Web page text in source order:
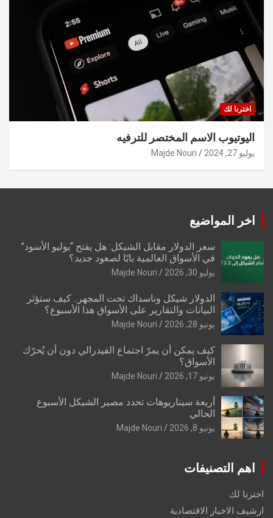
اخترنا لك
اليوتيوب الاسم المختصر للترفيه
يوليو 27, 2024 Majde Nouri
اخر المواضيع
سعر الدولار مقابل الشيكل: هل يفتح “يوليو الأسود”
في الأسواق العالمية بابًا لصعود جديد؟
يوليو 30, 2026 Majde Nouri
الدولار شيكل وناسداك تحت المجهر.. كيف ستؤثر
البيانات والتقارير على الأسواق هذا الأسبوع؟
يونيو 28, 2026 Majde Nouri
كيف يمكن أن يمرّ اجتماع الفيدرالي دون أن يُحرّك
الأسواق؟
يونيو 17, 2026 Majde Nouri
أربعة سيناريوهات تحدد مصير الشيكل الأسبوع
الحالي
يونيو 8, 2026 Majde Nouri
اهم التصنيفات
اخترنا لك
ارشيف الاخبار الاقتصادية